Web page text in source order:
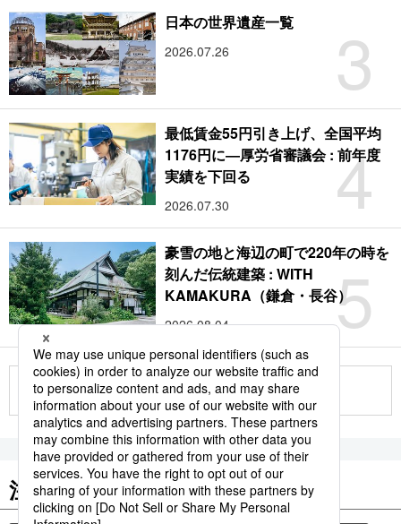
3
日本の世界遺産一覧
2026.07.26
4
最低賃金55円引き上げ、全国平均
1176円に―厚労省審議会 : 前年度
実績を下回る
2026.07.30
5
豪雪の地と海辺の町で220年の時を
刻んだ伝統建築 : WITH
KAMAKURA（鎌倉・長谷）
2026.08.04
もっと見る
注目のキーワード